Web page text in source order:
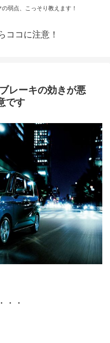
弱点、こっそり教えます！
ココに注意！
レーキの効きが悪
です
・・